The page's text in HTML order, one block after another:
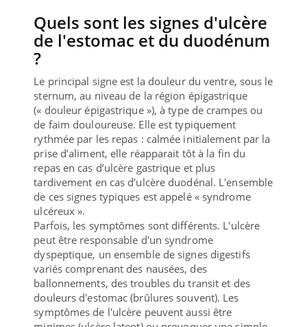
Quels sont les signes d'ulcère
de l'estomac et du duodénum
?
Le principal signe est la douleur du ventre, sous le
sternum, au niveau de la région épigastrique
(« douleur épigastrique »), à type de crampes ou
de faim douloureuse. Elle est typiquement
rythmée par les repas : calmée initialement par la
prise d’aliment, elle réapparait tôt à la fin du
repas en cas d’ulcère gastrique et plus
tardivement en cas d’ulcère duodénal. L'ensemble
de ces signes typiques est appelé « syndrome
ulcéreux ».
Parfois, les symptômes sont différents. L'ulcère
peut être responsable d'un syndrome
dyspeptique, un ensemble de signes digestifs
variés comprenant des nausées, des
ballonnements, des troubles du transit et des
douleurs d'estomac (brûlures souvent). Les
symptômes de l'ulcère peuvent aussi être